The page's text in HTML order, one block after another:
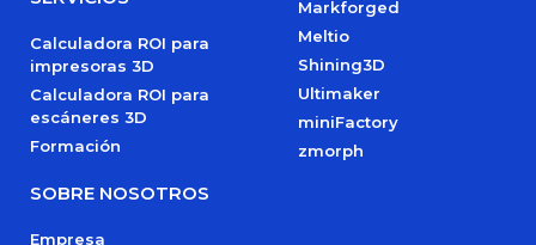
Calculadora ROI para
impresoras 3D
Calculadora ROI para
escáneres 3D
Formación
SOBRE NOSOTROS
Empresa
Markforged
Meltio
Shining3D
Ultimaker
miniFactory
zmorph